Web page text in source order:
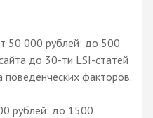
50 000 рублей: до 500
до 30-ти LSI-статей
поведенческих факторов.
рублей: до 1500